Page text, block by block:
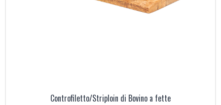
Controfiletto/Striploin di Bovino a fette